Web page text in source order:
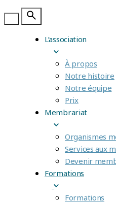
L’association
À propos
Notre histoire
Notre équipe
Prix
Membrariat
Organismes
Services aux
Devenir
Formations
Formations